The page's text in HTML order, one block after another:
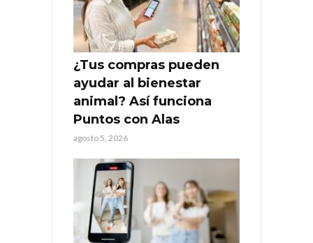
¿Tus compras pueden
ayudar al bienestar
animal? Así funciona
Puntos con Alas
agosto 5, 2026